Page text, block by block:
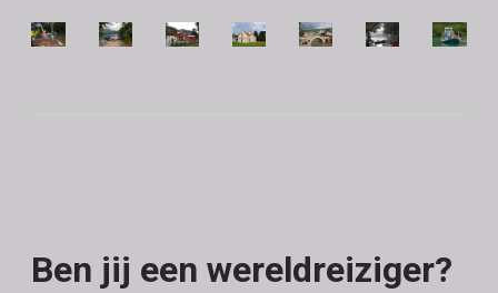
Ben jij een wereldreiziger?